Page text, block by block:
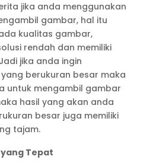
jika anda menggunakan
gambar, hal itu
kualitas gambar,
rendah dan memiliki
jika anda ingin
berukuran besar maka
untuk mengambil gambar
hasil yang akan anda
besar juga memiliki
tajam.
Tepat